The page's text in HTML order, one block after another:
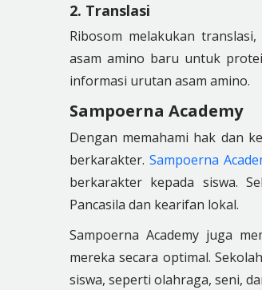
2. Translasi
Ribosom melakukan
asam amino baru untuk
informasi urutan asam amino.
Sampoerna Academy
Dengan memahami hak dan
berkarakter. Sampoerna
berkarakter kepada siswa.
Pancasila dan kearifan lokal.
Sampoerna Academy juga
mereka secara optimal.
siswa, seperti olahraga, seni,